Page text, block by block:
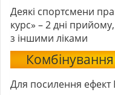
Деякі спортсмени
курс» – 2 дні
з іншими ліками
Для посилення ефект